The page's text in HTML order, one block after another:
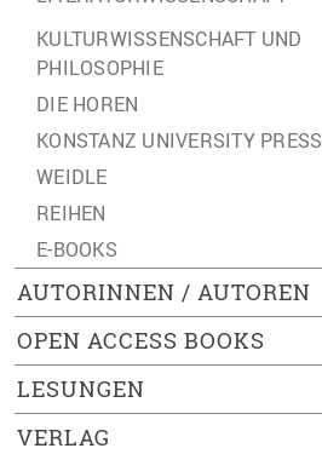
KULTURWISSENSCHAFT UND
PHILOSOPHIE
DIE HOREN
KONSTANZ UNIVERSITY PRESS
WEIDLE
REIHEN
E-BOOKS
AUTORINNEN / AUTOREN
OPEN ACCESS BOOKS
LESUNGEN
VERLAG